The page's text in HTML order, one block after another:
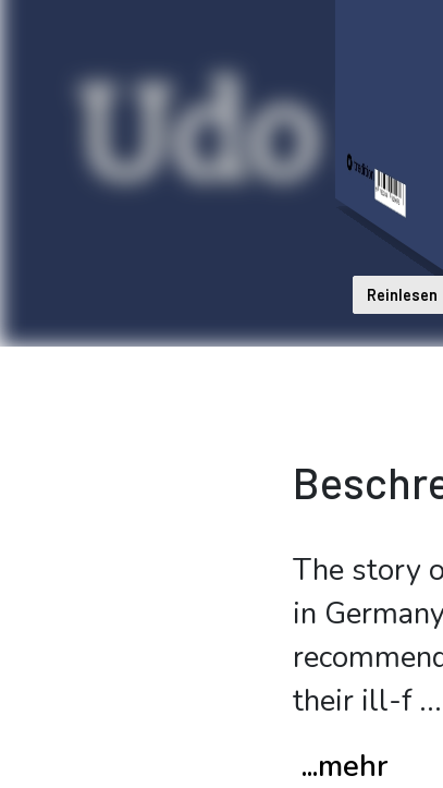
Reinlesen
The story
in
their ill-f...
...mehr